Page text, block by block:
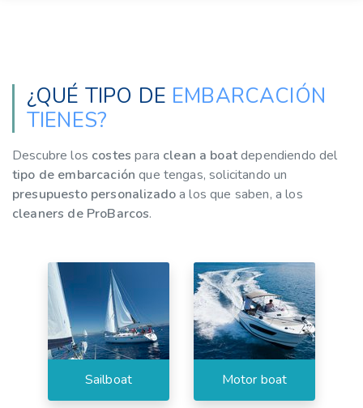
¿QUÉ TIPO DE EMBARCACIÓN
TIENES?
Descubre los costes para clean a boatdependiendo del
tipo de embarcación que tengas, solicitando un
presupuesto personalizadoa los que saben, a los
cleaners de ProBarcos.
Sailboat Motor boat